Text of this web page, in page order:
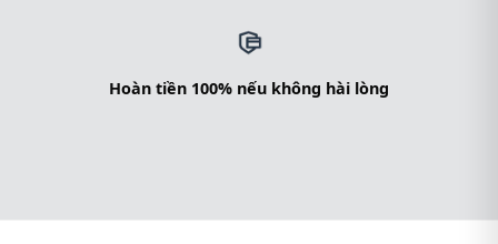
Hoàn tiền 100% nếu không hài lòng